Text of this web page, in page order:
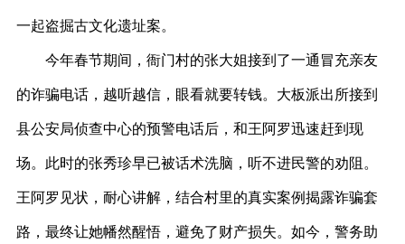
一起盗掘古文化遗址案。
今年春节期间，衙门村的张大姐接到了一通冒充亲友
的诈骗电话，越听越信，眼看就要转钱。大板派出所接到
县公安局侦查中心的预警电话后，和王阿罗迅速赶到现
场。此时的张秀珍早已被话术洗脑，听不进民警的劝阻。
王阿罗见状，耐心讲解，结合村里的真实案例揭露诈骗套
路，最终让她幡然醒悟，避免了财产损失。 如今，警务助